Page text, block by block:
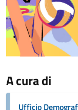
A cura di
Ufficio